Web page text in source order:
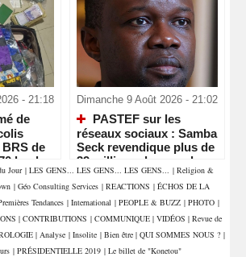
- 21:18
de
de
kg de
deux
Dimanche 9 Août 2026 - 21:02
PASTEF sur les
réseaux sociaux : Samba
Seck revendique plus de
39 millions de vues, la «
machine » numérique de
Sonko en pleine
accélération
Jour | LES GENS... LES GENS... LES GENS... | Religion &
| Géo Consulting Services | REACTIONS | ÉCHOS DE LA
Tendances | International | PEOPLE & BUZZ | PHOTO |
| CONTRIBUTIONS | COMMUNIQUE | VIDÉOS | Revue de
| Analyse | Insolite | Bien être | QUI SOMMES NOUS ? |
| PRÉSIDENTIELLE 2019 | Le billet de "Konetou"